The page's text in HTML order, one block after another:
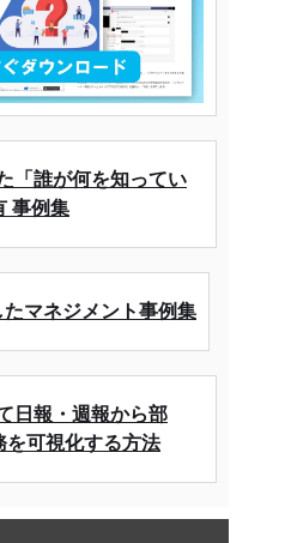
「誰が何を知ってい
事例集
マネジメント事例集
日報・週報から部
を可視化する方法